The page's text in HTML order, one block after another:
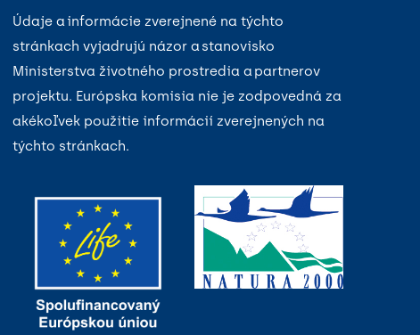
Údaje a informácie zverejnené na týchto
stránkach vyjadrujú názor a stanovisko
Ministerstva životného prostredia a partnerov
projektu. Európska komisia nie je zodpovedná za
akékoľvek použitie informácií zverejnených na
týchto stránkach.